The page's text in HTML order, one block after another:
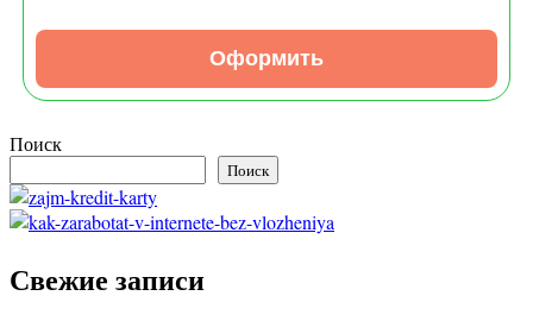
Оформить
Поиск
Поиск
Свежие записи